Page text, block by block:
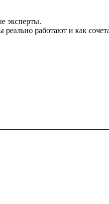
эксперты.
работают и как